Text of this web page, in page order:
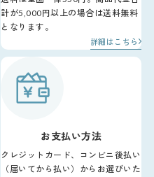
計が5,000円以上の場合は送料無料
となります。
詳細はこちら
お支払い方法
クレジットカード、コンビニ後払い
（届いてから払い）からお選びいた